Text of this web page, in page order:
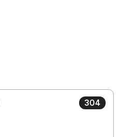
304